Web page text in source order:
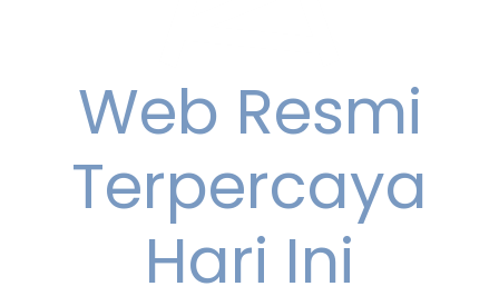
Web Resmi
Terpercaya
Hari Ini